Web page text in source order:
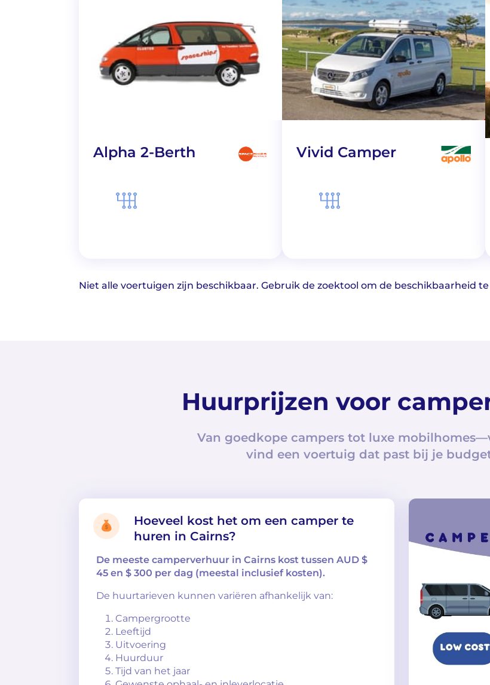
Alpha 2-Berth Vivid Camper
Niet alle voertuigen zijn beschikbaar. Gebruik de zoektool om de beschikbaarheid
Huurprijzen voor
Van goedkope campers tot luxe
vind een voertuig dat past bij je
Hoeveel kost het om een camper te
huren in Cairns?
De meeste camperverhuur in Cairns kost tussen AUD $
45 en $ 300 per dag (meestal inclusief kosten).
De huurtarieven kunnen variëren afhankelijk van:
Campergrootte
Leeftijd
Uitvoering
Huurduur
Tijd van het jaar